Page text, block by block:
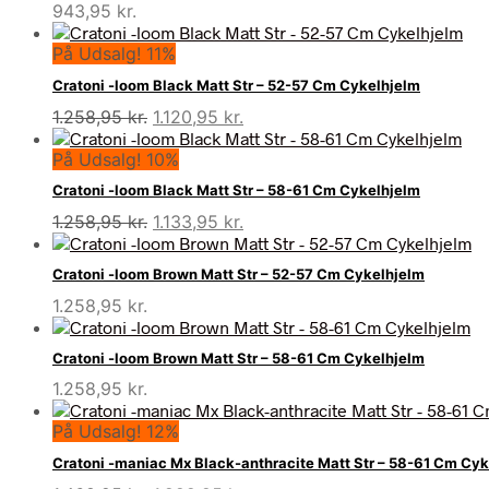
943,95 kr.
På Udsalg! 11%
Cratoni -loom Black Matt Str – 52-57 Cm Cykelhjelm
1.258,95kr. Den
oprindelige
pris
var:
1.258,95 kr..
1.120,95 kr.
aktuelle
er:
1.120,95 kr..
På Udsalg! 10%
Cratoni -loom Black Matt Str – 58-61 Cm Cykelhjelm
1.258,95kr. Den
oprindelige
pris
var:
1.133,95 kr.
aktuelle
pris
er:
Cratoni -loom Brown Matt Str – 52-57 Cm Cykelhjelm
1.258,95 kr.
Cratoni -loom Brown Matt Str – 58-61 Cm Cykelhjelm
1.258,95 kr.
På Udsalg! 12%
Cratoni -maniac Mx Black-anthracite Matt Str – 58-61 Cm